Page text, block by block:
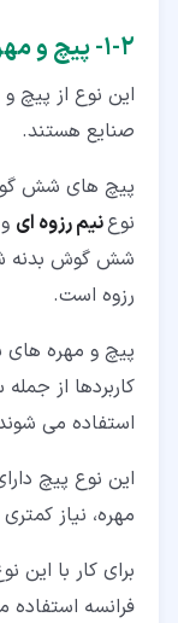
۲‏-‏۱‏- پیچ و مهره شش گوش (Hex)
این نوع از پیچ و
صنایع هستند.
پیچ های شش
نوعنیم رزوه ای و
شش گوش بدنه
رزوه است.
پیچ و مهره
کاربردها از
استفاده می
این نوع پیچ
مهره، نیاز
برای کار با این
فرانسه